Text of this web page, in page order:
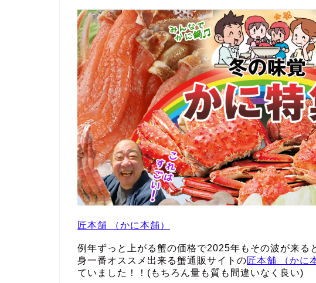
匠本舗 （かに本舗）
例年ずっと上がる蟹の価格で2025年もその波が来る
身一番オススメ出来る蟹通販サイトの匠本舗 （かに
ていました！！(もちろん量も質も間違いなく良い)